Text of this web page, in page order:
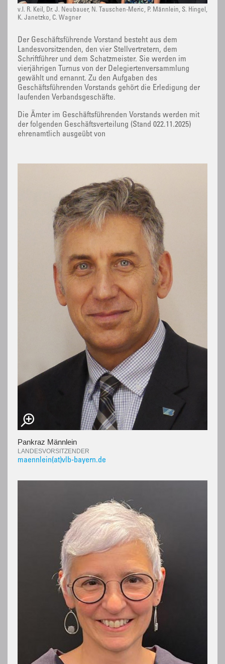
v.l. R. Keil, Dr. J. Neubauer, N. Tauschen-Meric, P. Männlein, S. Hingel,
K. Janetzko, C. Wagner
Der Geschäftsführende Vorstand besteht aus dem
Landesvorsitzenden, den vier Stellvertretern, dem
Schriftführer und dem Schatzmeister. Sie werden im
vierjährigen Turnus von der Delegiertenversammlung
gewählt und ernannt. Zu den Aufgaben des
Geschäftsführenden Vorstands gehört die Erledigung der
laufenden Verbandsgeschäfte.
Die Ämter im Geschäftsführenden Vorstands werden mit
der folgenden Geschäftsverteilung (Stand 022.11.2025)
ehrenamtlich ausgeübt von
Pankraz Männlein
LANDESVORSITZENDER
maennlein(at)vlb-bayern.de